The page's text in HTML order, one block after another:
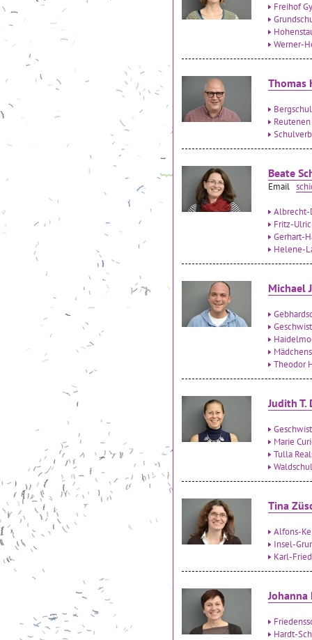
Freihof
Werner-
Thomas
Beate
Email
Albrecht-
Fritz-
Gerhart-
Helene-
Michael
Theodor
Judith T.
Marie
Tulla
Tina
Alfons-
Insel-
Karl-
Hardt-